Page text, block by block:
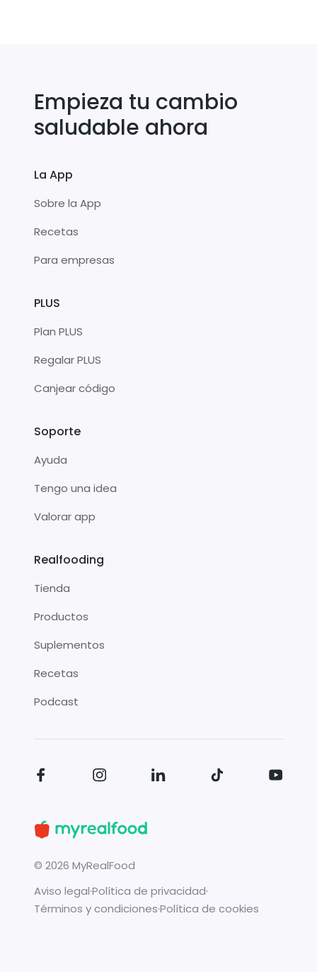
Empieza tu cambio
saludable ahora
La App
Sobre la App
Recetas
Para empresas
PLUS
Plan PLUS
Regalar PLUS
Canjear código
Soporte
Ayuda
Tengo una idea
Valorar app
Realfooding
Tienda
Productos
Suplementos
Recetas
Podcast
© 2026 MyRealFood
Aviso legal·Política de privacidad·
Términos y condiciones·Política de cookies